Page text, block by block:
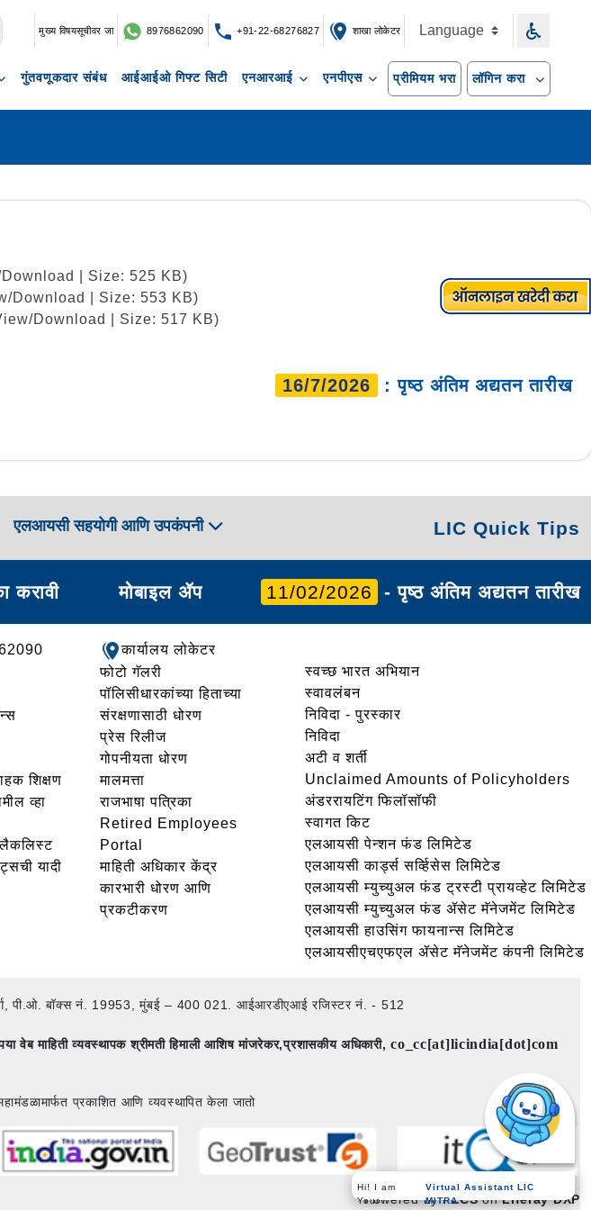
मुख्य विषयसूचीवर जा 8976862090 +91-22-68276827 शाखा लोकेटर
गुंतवणूकदार संबंध आईआईओ गिफ्ट सिटी एनआरआई एनपीएस प्रीमियम भरा लॉगिन करा
| Size: 525 KB)
Download | Size: 553 KB)
Download | Size: 517 KB)
16/7/2026 : पृष्ठ अंतिम अद्यतन तारीख
एलआयसी सहयोगी आणि उपकंपनी LIC Quick Tips
करावी मोबाइल ॲप 11/02/2026 - पृष्ठ अंतिम अद्यतन तारीख
शिक्षण
व्हा
यादी
कार्यालय लोकेटर
फोटो गॅलरी
पॉलिसीधारकांच्या हिताच्या
संरक्षणासाठी धोरण
प्रेस रिलीज
गोपनीयता धोरण
मालमत्ता
राजभाषा पत्रिका
Retired Employees
Portal
माहिती अधिकार केंद्र
कारभारी धोरण आणि
प्रकटीकरण
स्वच्छ भारत अभियान
स्वावलंबन
निविदा - पुरस्कार
निविदा
अटी व शर्ती
Unclaimed Amounts of Policyholders
अंडररायटिंग फिलॉसॉफी
स्वागत किट
एलआयसी पेन्शन फंड लिमिटेड
एलआयसी कार्ड्स सर्व्हिसेस लिमिटेड
एलआयसी म्युच्युअल फंड ट्रस्टी प्रायव्हेट लिमिटेड
एलआयसी म्युच्युअल फंड ॲसेट मॅनेजमेंट लिमिटेड
एलआयसी हाउसिंग फायनान्स लिमिटेड
एलआयसीएचएफएल ॲसेट मॅनेजमेंट कंपनी लिमिटेड
पी.ओ. बॉक्स नं. 19953, मुंबई – 400 021. आईआरडीएआई रजिस्टर नं. - 512
वेब माहिती व्यवस्थापक श्रीमती हिमाली आशिष मांजरेकर,प्रशासकीय अधिकारी, co_cc[at]licindia[dot]com
प्रकाशित आणि व्यवस्थापित केला जातो
Powered byPECSonLiferay DXP
Hi! I am
Your
Virtual Assistant LIC
MITRA